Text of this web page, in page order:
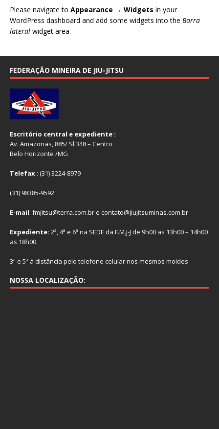
Please navigate to Appearance → Widgets in your
WordPress dashboard and add some widgets into the Barra
lateral widget area.
FEDERAÇÃO MINEIRA DE JIU-JITSU
Escritório central e expediente :
Av. Amazonas, 885/ Sl.348 – Centro
Belo Horizonte /MG
Telefax.: (31) 3224-8979
(31) 98385-9592
E-mail: fmjitsu@terra.com.br e contato@jiujitsuminas.com.br
Expediente: 2ª, 4ª e 6ª na SEDE da F.M.J-J de 9h00 as 13h00 – 14h00
as 18h00.
3ª e 5ª á distância pelo telefone celular nos mesmos moldes
NOSSA LOCALIZAÇÃO: